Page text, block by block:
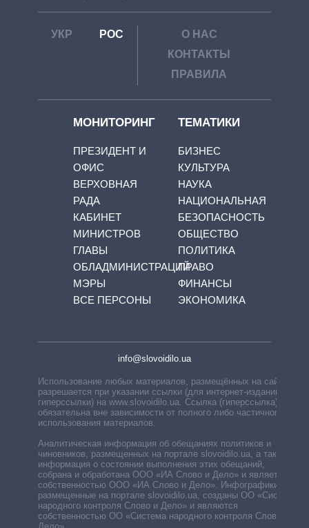
УКР РОС
О НАС
КОНТАКТЫ
ПРАВИЛА
МОНИТОРИНГ
ПРЕЗИДЕНТ И
ОФИС
ВЕРХОВНАЯ
РАДА
КАБИНЕТ
МИНИСТРОВ
ГЛАВЫ
ОБЛАДМИНИСТРАЦИЙ
МЭРЫ
ВСЕ ПЕРСОНЫ
ТЕМАТИКИ
БИЗНЕС
КУЛЬТУРА
НАУКА
НАЦИОНАЛЬНАЯ
БЕЗОПАСНОСТЬ
ОБЩЕСТВО
ПОЛИТИКА
ПРАВО
ФИНАНСЫ
ЭКОНОМИКА
info@slovoidilo.ua
Использование любых материалов, размещённых на сайте,
разрешается при указании ссылки (для интернет-изданий —
гиперссылки) на www.slovoidilo.ua. Ссылка (гиперссылка)
обязательна вне зависимости от полного либо частичного
использования материалов.
Аналитическая информация об обещаниях политиков и
чиновников, размещенных на портале slovoidilo.ua, а также
информация о состоянии выполнения этих обещаний,
собрана и обработана ООО «ИА Слово и Дело» и является
собственностью ООО «ИА Слово и Дело». Инфографики,
размещенные на портале slovoidilo.ua, созданы ОО «Система
народного контроля Слово и Дело» и являются
собственностью ОО «Система народного контроля Слово и